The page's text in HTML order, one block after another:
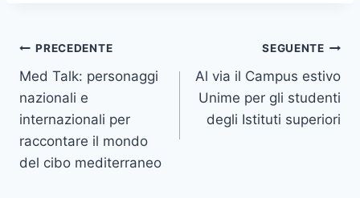
Navigazione
articoli
PRECEDENTE
Med Talk: personaggi
nazionali e
internazionali per
raccontare il mondo
del cibo mediterraneo
SEGUENTE
Al via il Campus estivo
Unime per gli studenti
degli Istituti superiori